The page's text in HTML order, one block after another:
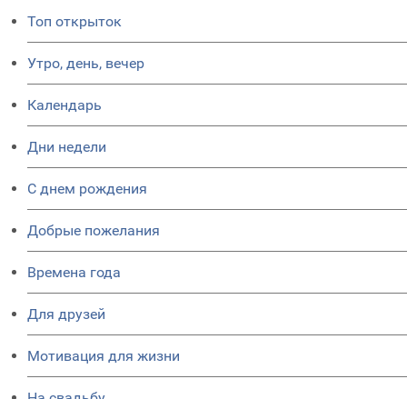
Топ открыток
Утро, день, вечер
Календарь
Дни недели
C днем рождения
Добрые пожелания
Времена года
Для друзей
Мотивация для жизни